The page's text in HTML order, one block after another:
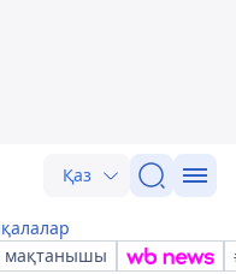
Қаз
мақтанышы